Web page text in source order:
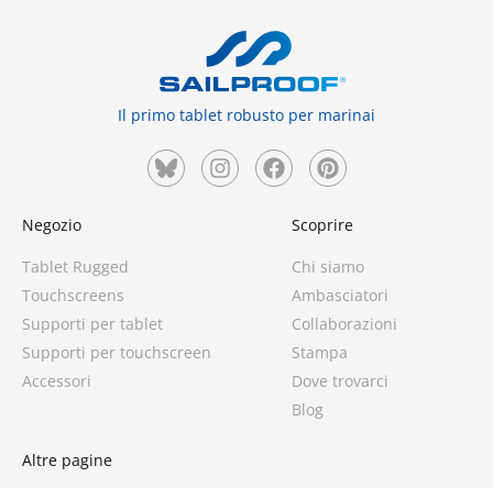
Il primo tablet robusto per marinai
Negozio
Tablet Rugged
Touchscreens
Supporti per tablet
Supporti per touchscreen
Accessori
Scoprire
Chi siamo
Ambasciatori
Collaborazioni
Stampa
Dove trovarci
Blog
Altre pagine